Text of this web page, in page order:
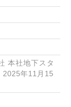
本社地下スタ
年11月15